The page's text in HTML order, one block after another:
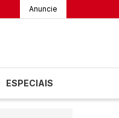
Anuncie
ESPECIAIS